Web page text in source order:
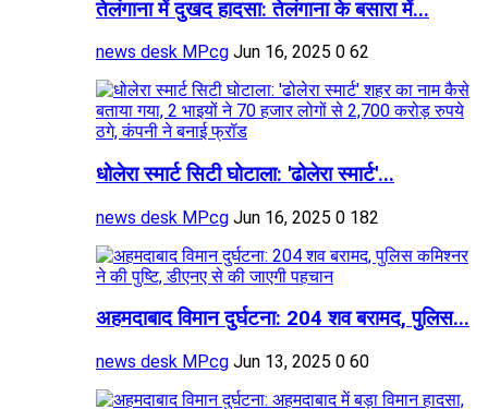
तेलंगाना में दुखद हादसा: तेलंगाना के बसारा में...
news desk MPcg Jun 16, 2025 0 62
धोलेरा स्मार्ट सिटी घोटाला: 'ढोलेरा स्मार्ट'...
news desk MPcg Jun 16, 2025 0 182
अहमदाबाद विमान दुर्घटना: 204 शव बरामद, पुलिस...
news desk MPcg Jun 13, 2025 0 60